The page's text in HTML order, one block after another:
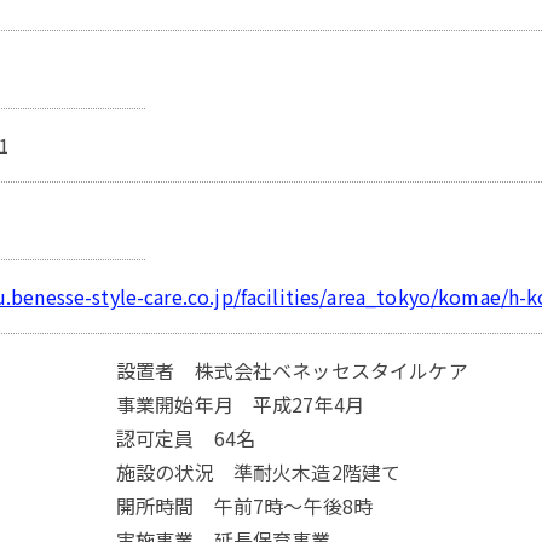
style-care.co.jp/facilities/area_tokyo/komae/h-
設置者 株式会社ベネッセスタイルケア
事業開始年月 平成27年4月
認可定員 64名
施設の状況 準耐火木造2階建て
開所時間 午前7時～午後8時